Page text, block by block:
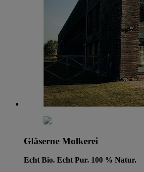
Gläserne Molkerei
Echt Bio. Echt Pur. 100 % Natur.